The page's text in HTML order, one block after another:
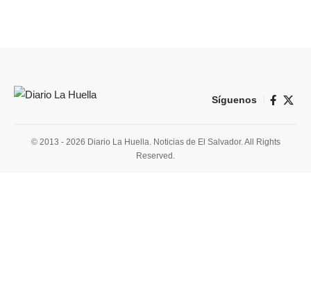
Síguenos
© 2013 - 2026 Diario La Huella. Noticias de El Salvador. All Rights
Reserved.